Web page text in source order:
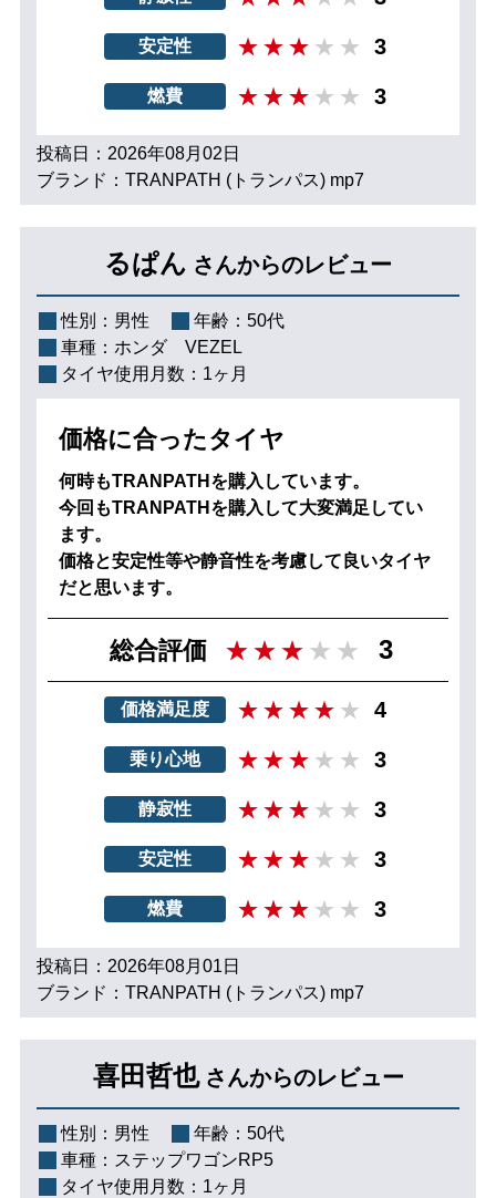
安定性 3
燃費 3
投稿日：2026年08月02日
ブランド：TRANPATH (トランパス) mp7
るぱん さんからのレビュー
性別： 男性 年齢： 50代
車種： ホンダ VEZEL
タイヤ使用月数： 1ヶ月
価格に合ったタイヤ
何時もTRANPATHを購入しています。
今回もTRANPATHを購入して大変満足してい
ます。
価格と安定性等や静音性を考慮して良いタイヤ
だと思います。
総合評価 3
価格満足度 4
乗り心地 3
静寂性 3
安定性 3
燃費 3
投稿日：2026年08月01日
ブランド：TRANPATH (トランパス) mp7
喜田哲也 さんからのレビュー
性別： 男性 年齢： 50代
車種： ステップワゴンRP5
タイヤ使用月数： 1ヶ月